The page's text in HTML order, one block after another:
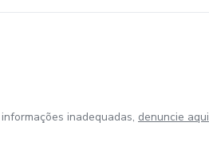
inadequadas, denuncie aqui